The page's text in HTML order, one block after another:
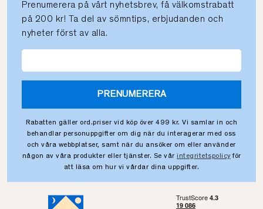
Prenumerera på vårt nyhetsbrev, få välkomstrabatt
på 200 kr! Ta del av sömntips, erbjudanden och
nyheter först av alla.
PRENUMERERA
Rabatten gäller ord.priser vid köp över 499 kr. Vi samlar in och
behandlar personuppgifter om dig när du interagerar med oss
och våra webbplatser, samt när du ansöker om eller använder
någon av våra produkter eller tjänster. Se vår integritetspolicy för
att läsa om hur vi vårdar dina uppgifter.